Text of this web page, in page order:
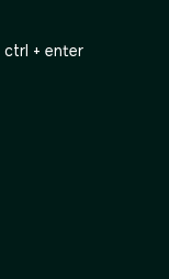
ctrl + enter